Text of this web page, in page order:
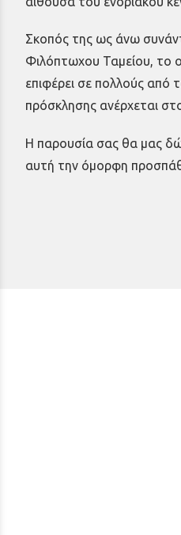
Σκοπός της ως άνω
Φιλόπτωχου Ταμείου, το
επιφέρει σε πολλούς από
πρόσκλησης ανέρχεται
Η παρουσία σας θα μας
αυτή την όμορφη